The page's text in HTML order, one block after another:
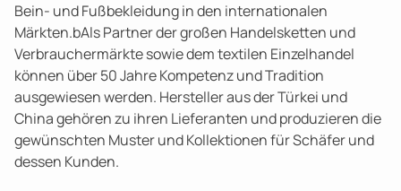
Bein- und Fußbekleidung in den internationalen
Märkten.bAls Partner der großen Handelsketten und
Verbrauchermärkte sowie dem textilen Einzelhandel
können über 50 Jahre Kompetenz und Tradition
ausgewiesen werden. Hersteller aus der Türkei und
China gehören zu ihren Lieferanten und produzieren die
gewünschten Muster und Kollektionen für Schäfer und
dessen Kunden.